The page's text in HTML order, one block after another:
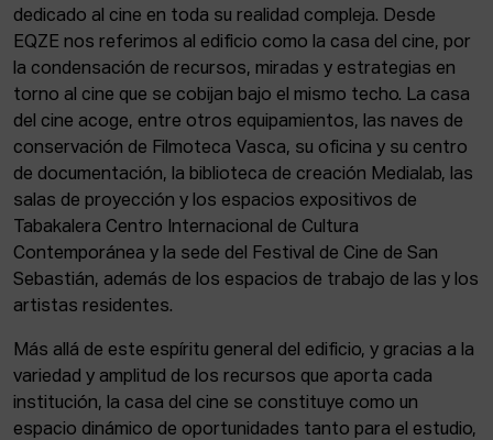
dedicado al cine en toda su realidad compleja. Desde
EQZE nos referimos al edificio como la casa del cine, por
la condensación de recursos, miradas y estrategias en
torno al cine que se cobijan bajo el mismo techo. La casa
del cine acoge, entre otros equipamientos, las naves de
conservación de Filmoteca Vasca, su oficina y su centro
de documentación, la biblioteca de creación Medialab, las
salas de proyección y los espacios expositivos de
Tabakalera Centro Internacional de Cultura
Contemporánea y la sede del Festival de Cine de San
Sebastián, además de los espacios de trabajo de las y los
artistas residentes.
Más allá de este espíritu general del edificio, y gracias a la
variedad y amplitud de los recursos que aporta cada
institución, la casa del cine se constituye como un
espacio dinámico de oportunidades tanto para el estudio,